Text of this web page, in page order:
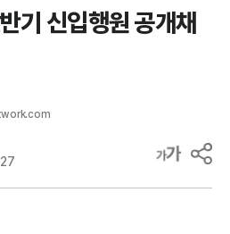
기 신입행원 공개채